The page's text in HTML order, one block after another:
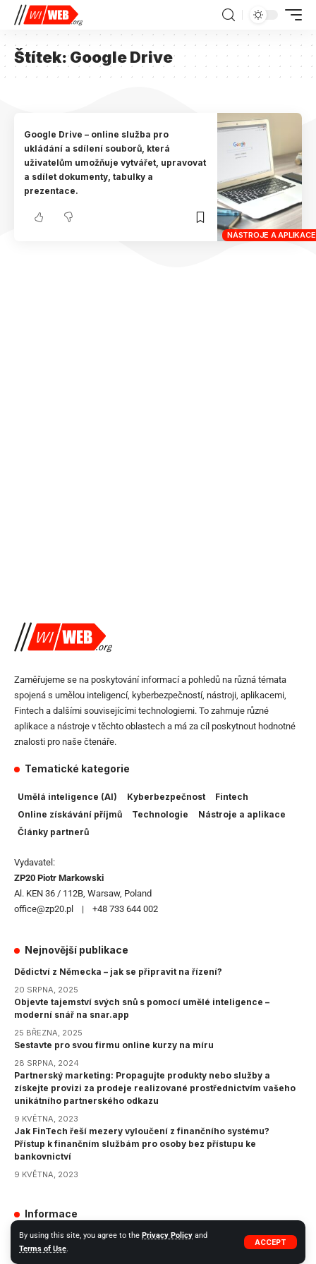
By using this site, you agree to the Privacy Policy and
Terms of Use.
ACCEPT
Štítek:Google Drive
NÁSTROJE A APLIKACE
Google Drive – online služba pro
ukládání a sdílení souborů, která
uživatelům umožňuje vytvářet, upravovat
a sdílet dokumenty, tabulky a
prezentace.
Zaměřujeme se na poskytování informací a pohledů na různá témata
spojená s umělou inteligencí, kyberbezpečností, nástroji, aplikacemi,
Fintech a dalšími souvisejícími technologiemi. To zahrnuje různé
aplikace a nástroje v těchto oblastech a má za cíl poskytnout hodnotné
znalosti pro naše čtenáře.
Tematické kategorie
Umělá inteligence (AI) Kyberbezpečnost
Fintech
Online získávání příjmů
Technologie
Nástroje a aplikace
Články partnerů
Vydavatel:
ZP20 Piotr Markowski
Al. KEN 36 / 112B, Warsaw, Poland
office@zp20.pl | +48 733 644 002
Nejnovější publikace
Dědictví z Německa – jak se připravit na řízení?
20 SRPNA, 2025
Objevte tajemství svých snů s pomocí umělé inteligence –
moderní snář na snar.app
25 BŘEZNA, 2025
Sestavte pro svou firmu online kurzy na míru
28 SRPNA, 2024
Partnerský marketing: Propagujte produkty nebo služby a
získejte provizi za prodeje realizované prostřednictvím vašeho
unikátního partnerského odkazu
9 KVĚTNA, 2023
Jak FinTech řeší mezery vyloučení z finančního systému?
Přístup k finančním službám pro osoby bez přístupu ke
bankovnictví
9 KVĚTNA, 2023
Informace
GDPR